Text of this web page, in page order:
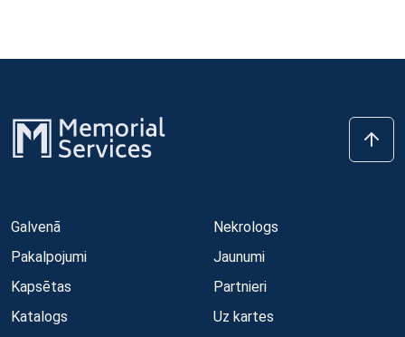
Galvenā
Pakalpojumi
Kapsētas
Katalogs
Nekrologs
Jaunumi
Partnieri
Uz kartes